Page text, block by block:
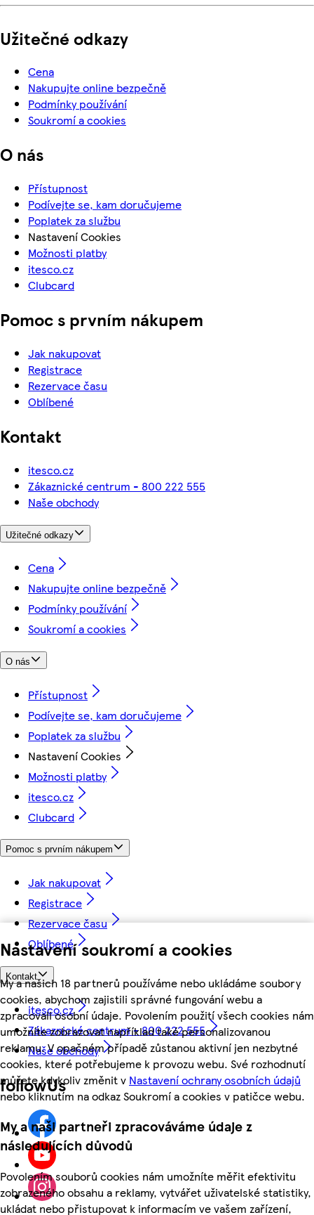
Nastavení soukromí a cookies
My a našich 18 partnerů používáme nebo ukládáme soubory
cookies, abychom zajistili správné fungování webu a
zpracovali osobní údaje. Povolením použití všech cookies nám
umožníte zobrazovat například také personalizovanou
reklamu. V opačném případě zůstanou aktivní jen nezbytné
cookies, které potřebujeme k provozu webu. Své rozhodnutí
můžete kdykoliv změnit v Nastavení ochrany osobních údajů
nebo kliknutím na odkaz Soukromí a cookies v patičce webu.
My a naši partneři zpracováváme údaje z
následujících důvodů
Povolením souborů cookies nám umožníte měřit efektivitu
zobrazeného obsahu a reklamy, vytvářet uživatelské statistiky,
ukládat nebo přistupovat k informacím ve vašem zařízení,
Užitečné odkazy
Cena
Nakupujte online bezpečně
Podmínky používání
Soukromí a cookies
O nás
Přístupnost
Podívejte se, kam doručujeme
Poplatek za službu
Nastavení Cookies
Možnosti platby
itesco.cz
Clubcard
Pomoc s prvním nákupem
Jak nakupovat
Registrace
Rezervace času
Oblíbené
Kontakt
itesco.cz
Zákaznické centrum - 800 222 555
Naše obchody
Užitečné odkazy
Cena
Nakupujte online bezpečně
Podmínky používání
Soukromí a cookies
O nás
Přístupnost
Podívejte se, kam doručujeme
Poplatek za službu
Nastavení Cookies
Možnosti platby
itesco.cz
Clubcard
Pomoc s prvním nákupem
Jak nakupovat
Registrace
Rezervace času
Oblíbené
Kontakt
itesco.cz
Zákaznické centrum - 800 222 555
Naše obchody
followUs